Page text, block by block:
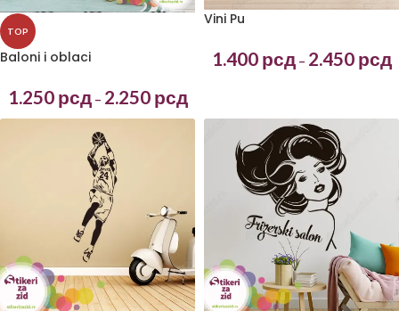
TOP
Baloni i oblaci
1.250 рсд – 2.250 рсд
Vini Pu
1.400 рсд – 2.450 рсд